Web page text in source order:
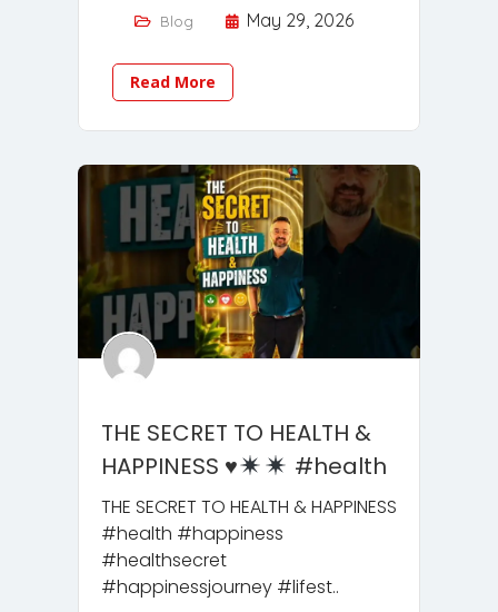
Blog May 29, 2026
Read More
THE SECRET TO HEALTH &
HAPPINESS ♥️ #health
THE SECRET TO HEALTH & HAPPINESS
#health #happiness
#healthsecret
#happinessjourney #lifest..